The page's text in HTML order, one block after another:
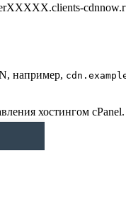
например,
хостингом cPanel.